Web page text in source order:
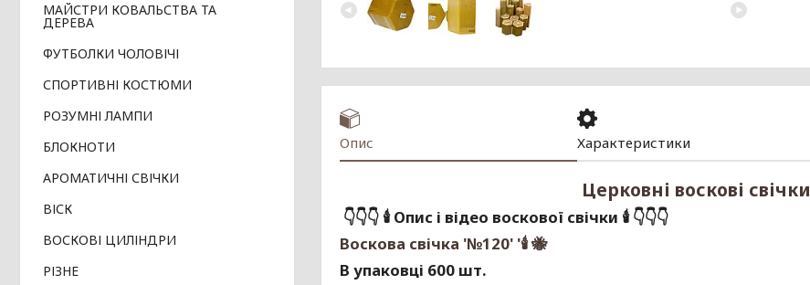
Опис Характеристики
Церковні воскові свічки
👇👇👇 🕯Опис і відео воскової свічки 🕯 👇👇👇
Воскова свічка '№120' '🕯🐝
В упаковці 600 шт.
МАЙСТРИ КОВАЛЬСТВА ТА
ДЕРЕВА
ФУТБОЛКИ ЧОЛОВІЧІ
СПОРТИВНІ КОСТЮМИ
РОЗУМНІ ЛАМПИ
БЛОКНОТИ
АРОМАТИЧНІ СВІЧКИ
ВІСК
ВОСКОВІ ЦИЛІНДРИ
РІЗНЕ